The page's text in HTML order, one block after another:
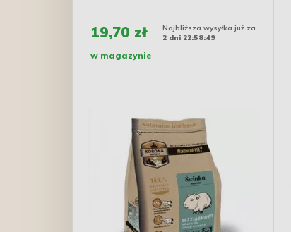
19,70 zł
Najbliższa wysyłka już za
2 dni 22:58:48
w magazynie